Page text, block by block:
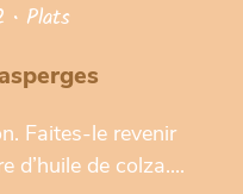
• Plats
Faites-le revenir
d’huile de colza....